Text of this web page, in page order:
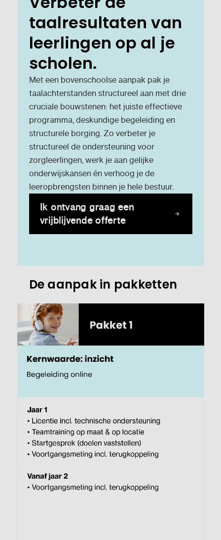
taalresultaten van
leerlingen op al je
scholen.
Met een bovenschoolse aanpak pak je
taalachterstanden structureel aan met drie
cruciale bouwstenen: het juiste effectieve
programma, deskundige begeleiding en
structurele borging. Zo verbeter je
structureel de ondersteuning voor
zorgleerlingen, werk je aan gelijke
onderwijskansen én verhoog je de
leeropbrengsten binnen je hele bestuur.
Ik ontvang graag een
vrijblijvende offerte
De aanpak in pakketten